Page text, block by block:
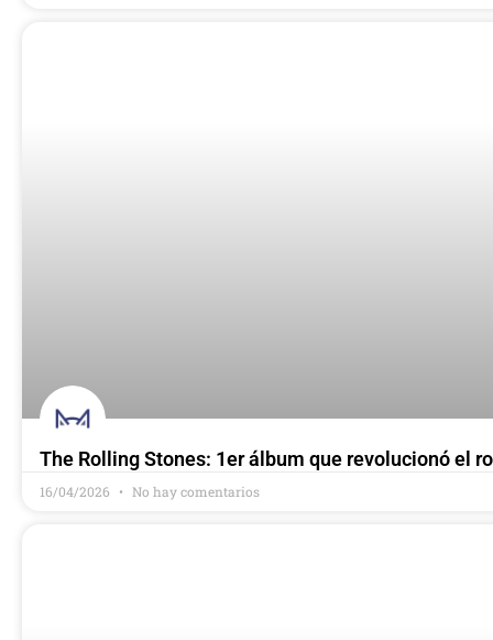
The Rolling Stones: 1er álbum que revolucionó el
16/04/2026 No hay comentarios